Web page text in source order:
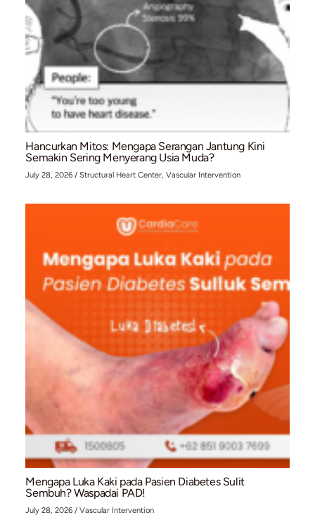
Jantung Bocor Baru Ketahuan di Usia Dewasa?
Penyebab dan Cara Deteksinya
July 31, 2026/Arrhythmia & Electrophysiology
Bahaya Merokok bagi Kesehatan Jantung:
Penyakit Jantung Koroner Kini Menyerang Usia
July 31, 2026/Cardiac Diagnostic,Cardiology Intervention